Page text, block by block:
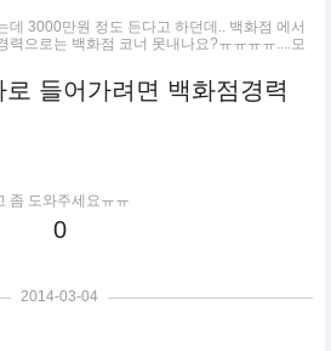
데 3000만원 정도 든다고 하던데.. 백화점 에서
력으로는 백화점 코너 못내나요?ㅠㅠㅠㅠ....모
들어가려면 백화점경력
좀 도와주세요ㅠㅠ
0
2014-03-04